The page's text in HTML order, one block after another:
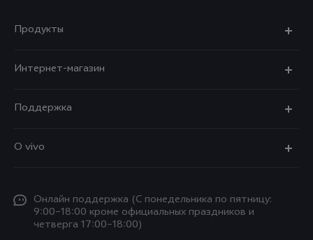
Продукты
V70 FE
V70
Y11d
Интернет-магазин
V60 Lite
V40 Lite
Поддержка
Funtouch OS
Сервисные центры
O vivo
Пресс-центр
Карьера в vivo
Oнлайн поддержка (С понедельника по пятницу:
9:00–18:00 кроме официальных праздников и
четверга 17:00–18:00)